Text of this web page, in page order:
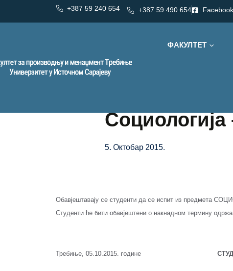
+387 59 240 654 +387 59 490 654 Facebook
ФАКУЛТЕТ
5. Октобар 2015.
Обавјештавају се студенти да се испит из предмета
Студенти ће бити обавјештени о накнадном термину
Требиње, 05.10.2015. године